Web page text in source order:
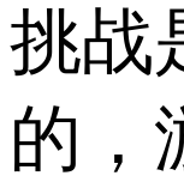
挑战
的，